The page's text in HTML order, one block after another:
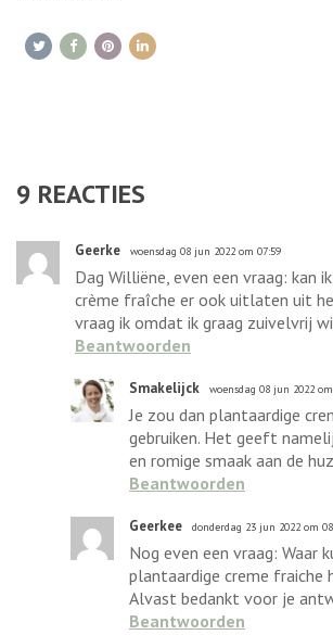
9 REACTIES
Geerke woensdag 08 jun 2022 om 07:59
Dag Williëne, even een vraag: kan
crème fraîche er ook uitlaten uit
vraag ik omdat ik graag zuivelvrij
Beantwoorden
Smakelijck woensdag 08 jun 2022
Je zou dan plantaardige
gebruiken. Het geeft
en romige smaak aan de
Beantwoorden
Geerkee donderdag 23 jun 2022 om
Nog even een vraag: Waar
plantaardige creme fraiche
Alvast bedankt voor je
Beantwoorden